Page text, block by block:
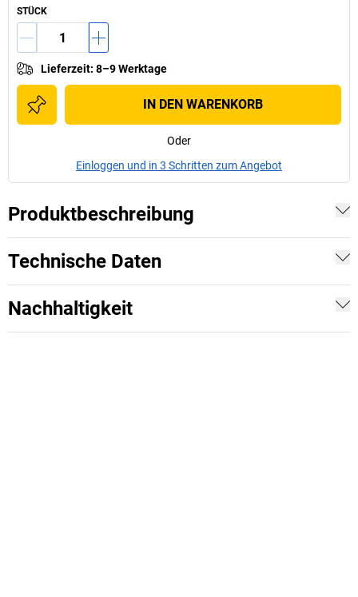
STÜCK
Lieferzeit: 8–9 Werktage
IN DEN WARENKORB
Oder
Einloggen und in 3 Schritten zum Angebot
Produktbeschreibung
Technische Daten
Nachhaltigkeit